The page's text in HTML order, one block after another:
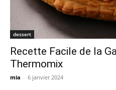
dessert
Recette Facile de la
Thermomix
mia - 6 janvier 2024